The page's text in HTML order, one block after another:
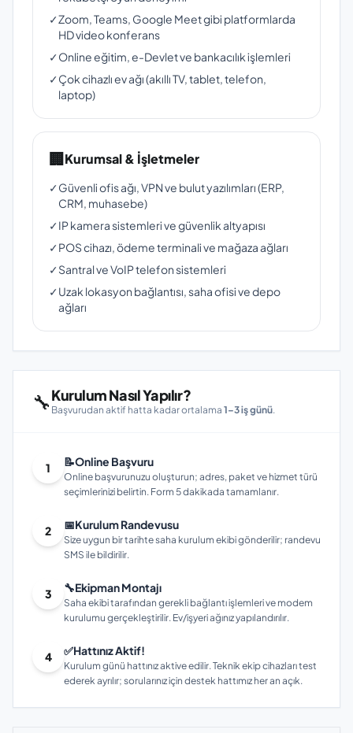
✓Zoom, Teams, Google Meet gibi platformlarda
HD video konferans
✓Online eğitim, e-Devlet ve bankacılık işlemleri
✓Çok cihazlı ev ağı (akıllı TV, tablet, telefon,
laptop)
🏢Kurumsal & İşletmeler
✓Güvenli ofis ağı, VPN ve bulut yazılımları (ERP,
CRM, muhasebe)
✓IP kamera sistemleri ve güvenlik altyapısı
✓POS cihazı, ödeme terminali ve mağaza ağları
✓Santral ve VoIP telefon sistemleri
✓Uzak lokasyon bağlantısı, saha ofisi ve depo
ağları
🔧Kurulum Nasıl Yapılır?
Başvurudan aktif hatta kadar ortalama 1–3 iş günü.
1 📝Online Başvuru
Online başvurunuzu oluşturun; adres, paket ve hizmet türü
seçimlerinizi belirtin. Form 5 dakikada tamamlanır.
2 📅Kurulum Randevusu
Size uygun bir tarihte saha kurulum ekibi gönderilir; randevu
SMS ile bildirilir.
3 🔧Ekipman Montajı
Saha ekibi tarafından gerekli bağlantı işlemleri ve modem
kurulumu gerçekleştirilir. Ev/işyeri ağınız yapılandırılır.
4 ✅Hattınız Aktif!
Kurulum günü hattınız aktive edilir. Teknik ekip cihazları test
ederek ayrılır; sorularınız için destek hattımız her an açık.